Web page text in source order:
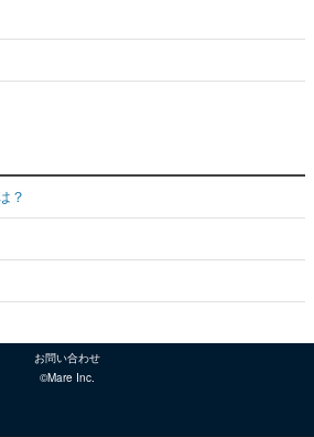
？
お問い合わせ
©Mare Inc.